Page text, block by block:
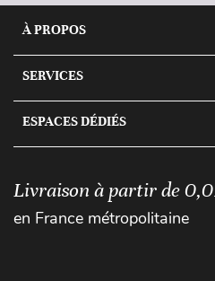
À PROPOS
SERVICES
ESPACES DÉDIÉS
Livraison à partir de
en France métropolitaine